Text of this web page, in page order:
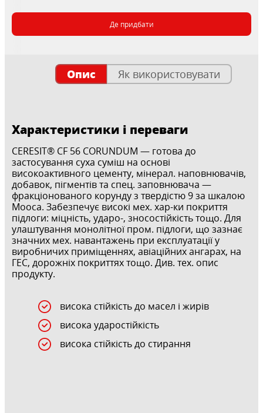
Де придбати
Опис Як використовувати
Характеристики і переваги
CERESIT® CF 56 CORUNDUM — готова до
застосування суха суміш на основі
високоактивного цементу, мінерал. наповнювачів,
добавок, пігментів та спец. заповнювача —
фракціонованого корунду з твердістю 9 за шкалою
Мооса. Забезпечує високі мех. хар-ки покриття
підлоги: міцність, ударо-, зносостійкість тощо. Для
улаштування монолітної пром. підлоги, що зазнає
значних мех. навантажень при експлуатації у
виробничих приміщеннях, авіаційних ангарах, на
ГЕС, дорожніх покриттях тощо. Див. тех. опис
продукту.
висока стійкість до масел і жирів
висока ударостійкість
висока стійкість до стирання